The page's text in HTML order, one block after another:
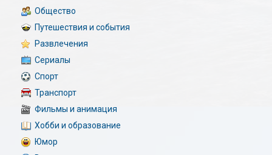
Общество
Путешествия и события
Развлечения
Сериалы
Спорт
Транспорт
Фильмы и анимация
Хобби и образование
Юмор